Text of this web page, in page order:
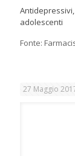
adolescenti
Fonte:
27 Maggio